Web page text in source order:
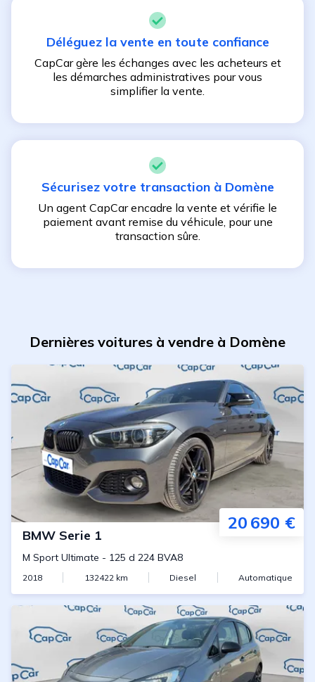
Déléguez la vente en toute confiance
CapCar gère les échanges avec les acheteurs et
les démarches administratives pour vous
simplifier la vente.
Sécurisez votre transaction à Domène
Un agent CapCar encadre la vente et vérifie le
paiement avant remise du véhicule, pour une
transaction sûre.
Dernières voitures à vendre à Domène
20 690 €
BMW Serie 1
M Sport Ultimate - 125 d 224 BVA8
2018 132422km Diesel Automatique